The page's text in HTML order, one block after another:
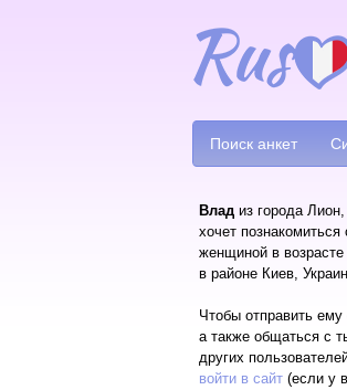
Поиск анкет
Влад из города
хочет познакомиться
женщиной в
в районе Киев,
Чтобы отправить
а также общаться с
других
войти в сайт (если у